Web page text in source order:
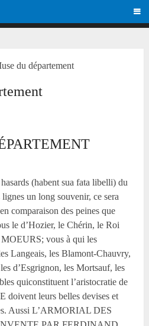
du département
(habent sua fata libelli) du
un long souvenir, ce sera
comparaison des peines que
le d’Hozier, le Chérin, le Roi
vous à qui les
Langeais, les Blamont-Chauvry,
d’Esgrignon, les Mortsauf, les
quiconstituent l’aristocratie de
leurs belles devises et
Aussi L’ARMORIAL DES